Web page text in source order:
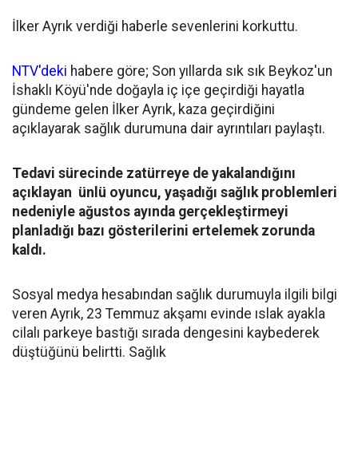
İlker Ayrık verdiği haberle sevenlerini korkuttu.
NTV'deki habere göre; Son yıllarda sık sık Beykoz'un
İshaklı Köyü'nde doğayla iç içe geçirdiği hayatla
gündeme gelen İlker Ayrık, kaza geçirdiğini
açıklayarak sağlık durumuna dair ayrıntıları paylaştı.
Tedavi sürecinde zatürreye de yakalandığını
açıklayan ünlü oyuncu, yaşadığı sağlık problemleri
nedeniyle ağustos ayında gerçekleştirmeyi
planladığı bazı gösterilerini ertelemek zorunda
kaldı.
Sosyal medya hesabından sağlık durumuyla ilgili bilgi
veren Ayrık, 23 Temmuz akşamı evinde ıslak ayakla
cilalı parkeye bastığı sırada dengesini kaybederek
düştüğünü belirtti. Sağlık